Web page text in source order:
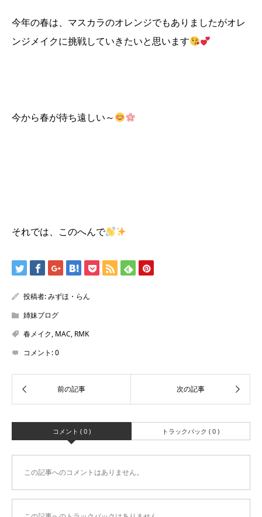
今年の春は、マスカラのオレンジでもありましたがオレ
ンジメイクに挑戦していきたいと思います
今から春が待ち遠しい～
それでは、このへんで
投稿者:みずほ・らん
姉妹ブログ
春メイク, MAC, RMK
コメント:0
コメント ( 0 ) トラックバック ( 0 )
この記事へのコメントはありません。